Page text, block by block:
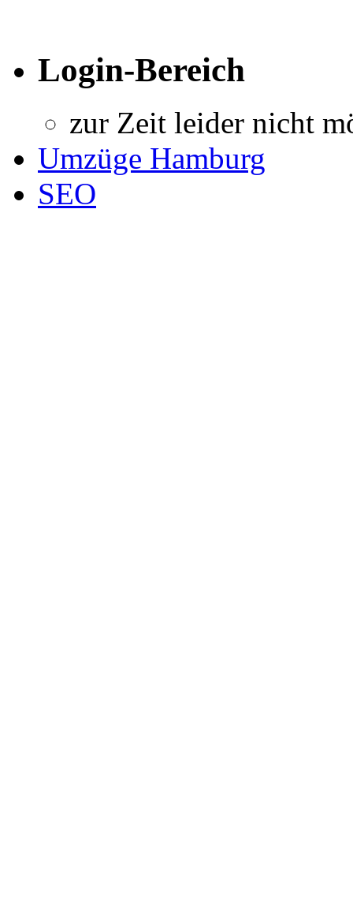
Login-Bereich
zur Zeit leider nicht
Umzüge Hamburg
SEO